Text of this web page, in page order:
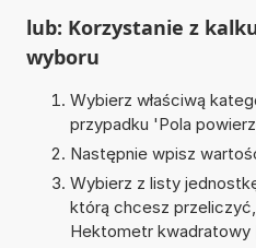
lub: Korzystanie z
wyboru
Wybierz właściwą
przypadku 'Pola
Następnie wpisz
Wybierz z listy
którą chcesz
Hektometr kwadratowy